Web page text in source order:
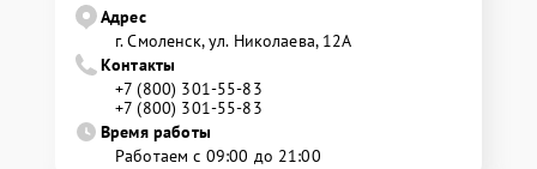
Адрес
г. Смоленск, ул. Николаева, 12А
Контакты
+7 (800) 301-55-83
+7 (800) 301-55-83
Время работы
Работаем с 09:00 до 21:00